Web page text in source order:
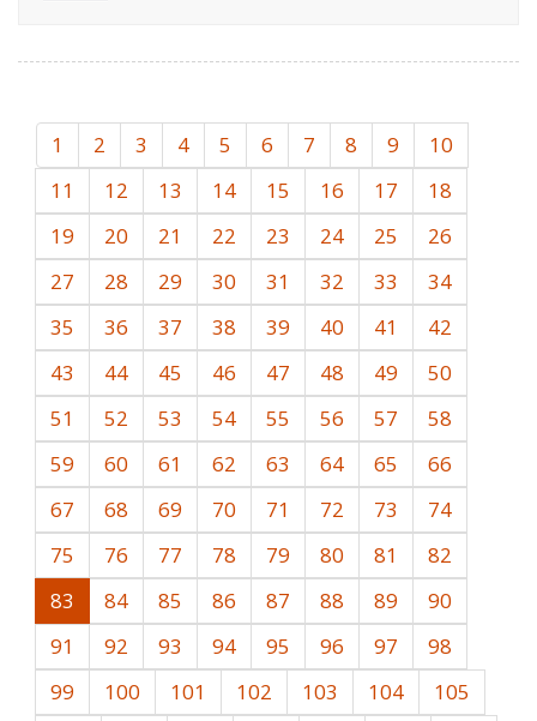
1 2 3 4 5 6 7 8 9
10
11
12 13 14 15 16 17
18
19
20 21 22 23 24 25
26
27
28 29 30 31 32 33
34
35
36 37 38 39 40 41
42
43
44 45 46 47 48 49
50
51
52 53 54 55 56 57
58
59
60 61 62 63 64 65
66
67
68 69 70 71 72 73
74
75
76 77 78 79 80 81
82
83
84 85 86 87 88 89
90
91
92 93 94 95 96 97
98
99
100 101 102 103 104
105